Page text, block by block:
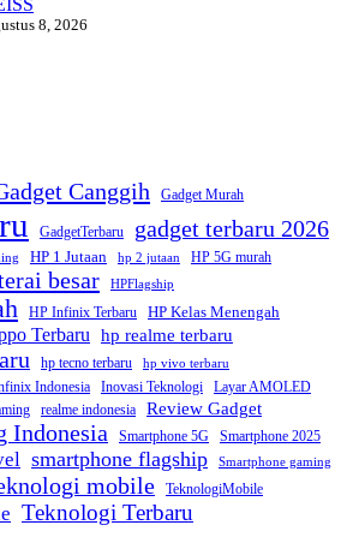
8, 2026
Canggih Gadget Murah
GadgetTerbaru gadget terbaru 2026
HP 1 Jutaan hp 2 jutaan HP 5G murah
besar HPFlagship
HP Infinix Terbaru HP Kelas Menengah
Terbaru hp realme terbaru
hp tecno terbaru hp vivo terbaru
Indonesia Inovasi Teknologi Layar AMOLED
realme indonesia Review Gadget
Indonesia Smartphone 5G Smartphone 2025
smartphone flagship Smartphone gaming
mobile TeknologiMobile
Teknologi Terbaru